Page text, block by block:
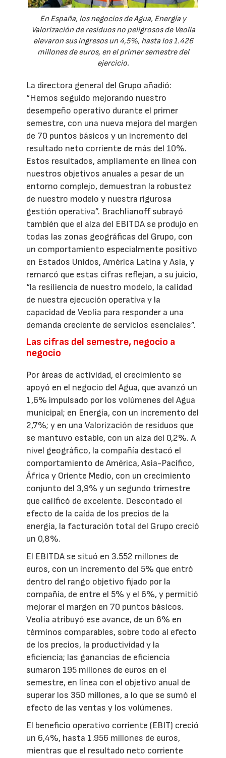
En España, los negocios de Agua, Energía y
Valorización de residuos no peligrosos de Veolia
elevaron sus ingresos un 4,5%, hasta los 1.426
millones de euros, en el primer semestre del
ejercicio.
La directora general del Grupo añadió:
“Hemos seguido mejorando nuestro
desempeño operativo durante el primer
semestre, con una nueva mejora del margen
de 70 puntos básicos y un incremento del
resultado neto corriente de más del 10%.
Estos resultados, ampliamente en línea con
nuestros objetivos anuales a pesar de un
entorno complejo, demuestran la robustez
de nuestro modelo y nuestra rigurosa
gestión operativa”. Brachlianoff subrayó
también que el alza del EBITDA se produjo en
todas las zonas geográficas del Grupo, con
un comportamiento especialmente positivo
en Estados Unidos, América Latina y Asia, y
remarcó que estas cifras reflejan, a su juicio,
“la resiliencia de nuestro modelo, la calidad
de nuestra ejecución operativa y la
capacidad de Veolia para responder a una
demanda creciente de servicios esenciales”.
Las cifras del semestre, negocio a
negocio
Por áreas de actividad, el crecimiento se
apoyó en el negocio del Agua, que avanzó un
1,6% impulsado por los volúmenes del Agua
municipal; en Energía, con un incremento del
2,7%; y en una Valorización de residuos que
se mantuvo estable, con un alza del 0,2%. A
nivel geográfico, la compañía destacó el
comportamiento de América, Asia-Pacífico,
África y Oriente Medio, con un crecimiento
conjunto del 3,9% y un segundo trimestre
que calificó de excelente. Descontado el
efecto de la caída de los precios de la
energía, la facturación total del Grupo creció
un 0,8%.
El EBITDA se situó en 3.552 millones de
euros, con un incremento del 5% que entró
dentro del rango objetivo fijado por la
compañía, de entre el 5% y el 6%, y permitió
mejorar el margen en 70 puntos básicos.
Veolia atribuyó ese avance, de un 6% en
términos comparables, sobre todo al efecto
de los precios, la productividad y la
eficiencia; las ganancias de eficiencia
sumaron 195 millones de euros en el
semestre, en línea con el objetivo anual de
superar los 350 millones, a lo que se sumó el
efecto de las ventas y los volúmenes.
El beneficio operativo corriente (EBIT) creció
un 6,4%, hasta 1.956 millones de euros,
mientras que el resultado neto corriente